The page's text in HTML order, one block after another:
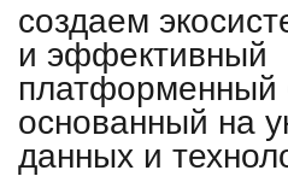
создаем
и эффективный
платформенный
основанный на
данных и